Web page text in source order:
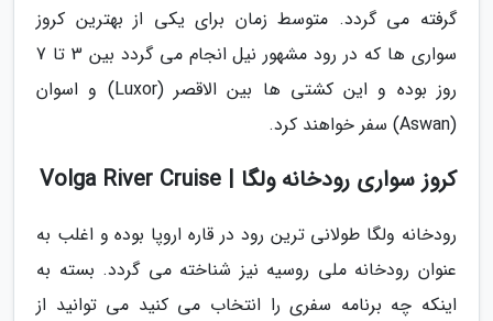
گرفته می گردد. متوسط زمان برای یکی از بهترین کروز
سواری ها که در رود مشهور نیل انجام می گردد بین 3 تا 7
روز بوده و این کشتی ها بین الاقصر (Luxor) و اسوان
(Aswan) سفر خواهند کرد.
کروز سواری رودخانه ولگا | Volga River Cruise
رودخانه ولگا طولانی ترین رود در قاره اروپا بوده و اغلب به
عنوان رودخانه ملی روسیه نیز شناخته می گردد. بسته به
اینکه چه برنامه سفری را انتخاب می کنید می توانید از